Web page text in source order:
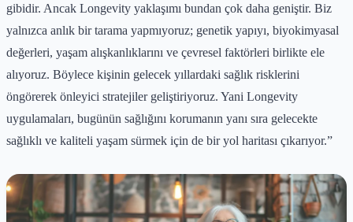
gibidir. Ancak Longevity yaklaşımı bundan çok daha geniştir. Biz
yalnızca anlık bir tarama yapmıyoruz; genetik yapıyı, biyokimyasal
değerleri, yaşam alışkanlıklarını ve çevresel faktörleri birlikte ele
alıyoruz. Böylece kişinin gelecek yıllardaki sağlık risklerini
öngörerek önleyici stratejiler geliştiriyoruz. Yani Longevity
uygulamaları, bugünün sağlığını korumanın yanı sıra gelecekte
sağlıklı ve kaliteli yaşam sürmek için de bir yol haritası çıkarıyor.”